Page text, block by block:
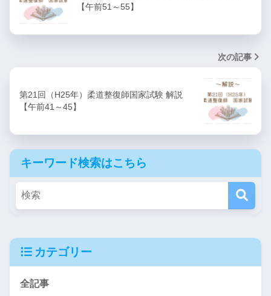
【午前51～55】
次の記事
第21回（H25年）柔道整復師国家試験 解説
【午前41～45】
キーワード検索はこちら
カテゴリー
全記事